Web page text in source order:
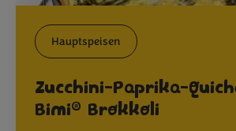
Hauptspeisen
Zucchini-Paprika-
Bimi® Brokkoli